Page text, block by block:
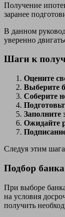
Получение
заранее
В данном
уверенно
Шаги к
Оцените
Выберите
Соберите
Заполните
Ожидайте
Следуя этим
Подбор
При выборе
на условия
получить